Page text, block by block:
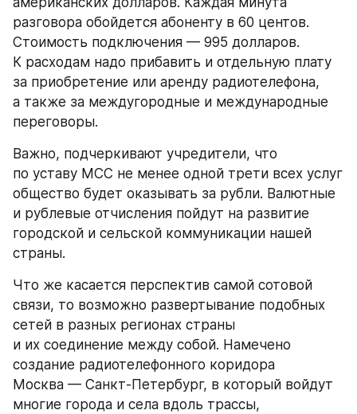
разговора обойдется абоненту в 60 центов.
Стоимость подключения — 995 долларов.
К расходам надо прибавить и отдельную плату
за приобретение или аренду радиотелефона,
а также за междугородные и международные
переговоры.
Важно, подчеркивают учредители, что
по уставу МСС не менее одной трети всех услуг
общество будет оказывать за рубли. Валютные
и рублевые отчисления пойдут на развитие
городской и сельской коммуникации нашей
страны.
Что же касается перспектив самой сотовой
связи, то возможно развертывание подобных
сетей в разных регионах страны
и их соединение между собой. Намечено
создание радиотелефонного коридора
Москва — Санкт-Петербург, в который войдут
многие города и села вдоль трассы,